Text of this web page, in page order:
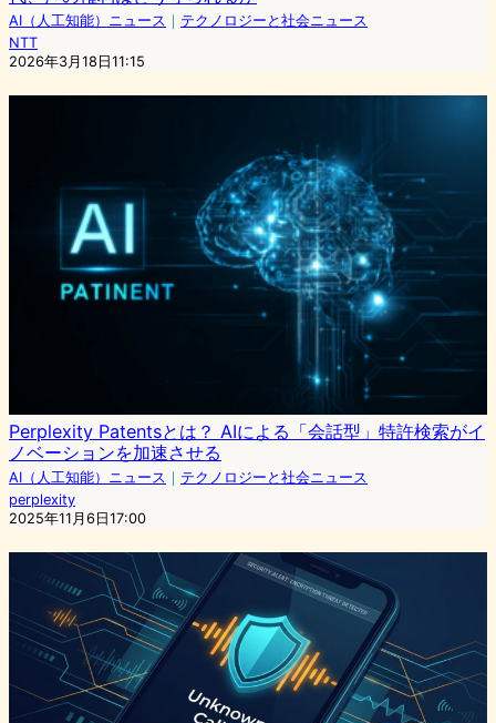
AI（人工知能）ニュース ｜ テクノロジーと社会ニュース
NTT
2026年3月18日11:15
Perplexity Patentsとは？ AIによる「会話型」特許検索がイ
ノベーションを加速させる
AI（人工知能）ニュース ｜ テクノロジーと社会ニュース
perplexity
2025年11月6日17:00